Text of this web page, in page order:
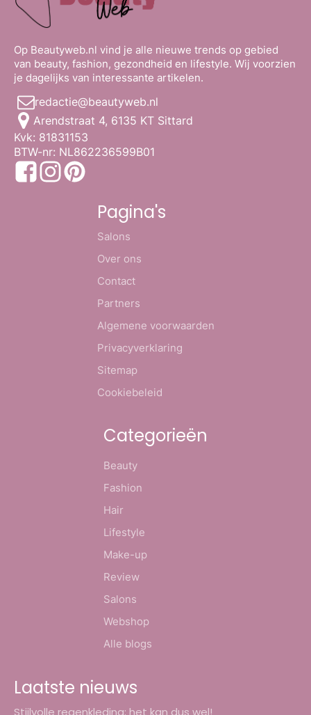
Op Beautyweb.nl vind je alle nieuwe trends op gebied
van beauty, fashion, gezondheid en lifestyle. Wij voorzien
je dagelijks van interessante artikelen.
redactie@beautyweb.nl
Arendstraat 4, 6135 KT Sittard
Kvk: 81831153
BTW-nr: NL862236599B01
Pagina's
Salons
Over ons
Contact
Partners
Algemene voorwaarden
Privacyverklaring
Sitemap
Cookiebeleid
Categorieën
Beauty
Fashion
Hair
Lifestyle
Make-up
Review
Salons
Webshop
Alle blogs
Laatste nieuws
Stijlvolle regenkleding; het kan dus wel!